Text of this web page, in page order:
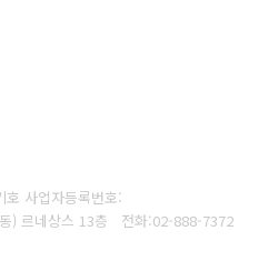
호 사업자등록번호:
) 르네상스 13층 전화:02-888-7372